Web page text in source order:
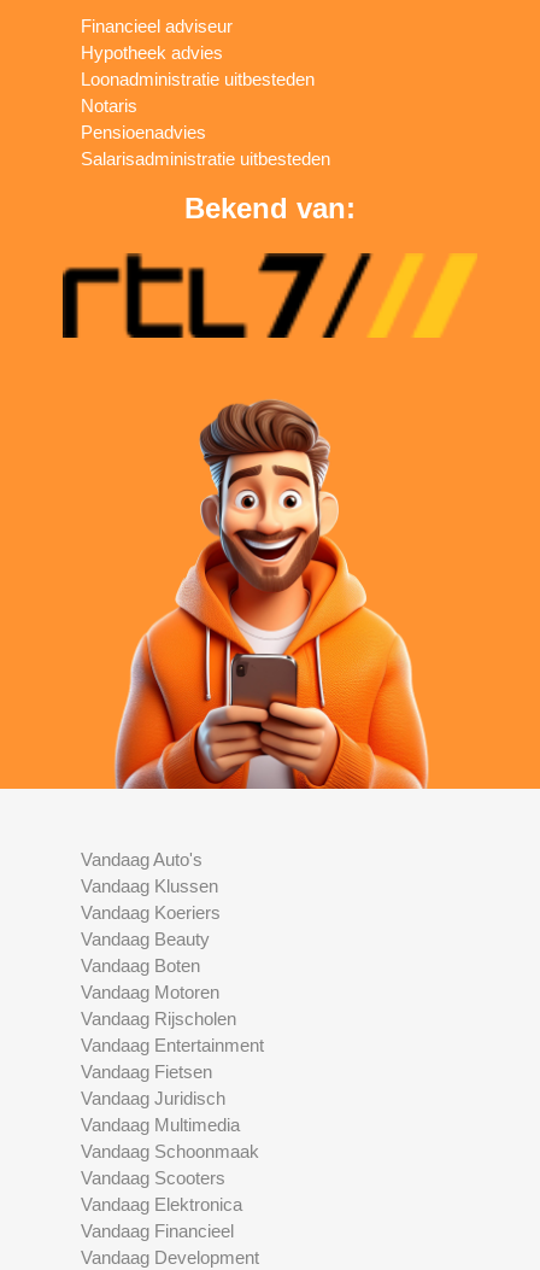
Financieel adviseur
Hypotheek advies
Loonadministratie uitbesteden
Notaris
Pensioenadvies
Salarisadministratie uitbesteden
Bekend van:
Vandaag Auto's
Vandaag Klussen
Vandaag Koeriers
Vandaag Beauty
Vandaag Boten
Vandaag Motoren
Vandaag Rijscholen
Vandaag Entertainment
Vandaag Fietsen
Vandaag Juridisch
Vandaag Multimedia
Vandaag Schoonmaak
Vandaag Scooters
Vandaag Elektronica
Vandaag Financieel
Vandaag Development